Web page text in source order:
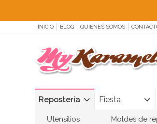
INICIO BLOG QUIÉNES SOMOS
Repostería Fiesta
Utensilios Moldes de